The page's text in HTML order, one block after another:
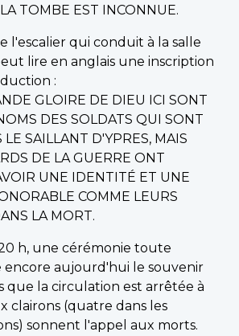
TOMBE EST INCONNUE.
l'escalier qui conduit à la salle
lire en anglais une inscription
:
GLOIRE DE DIEU ICI SONT
DES SOLDATS QUI SONT
SAILLANT D'YPRES, MAIS
DE LA GUERRE ONT
UNE IDENTITÉ ET UNE
COMME LEURS
LA MORT.
h, une cérémonie toute
encore aujourd'hui le souvenir
que la circulation est arrêtée à
clairons (quatre dans les
sonnent l'appel aux morts.